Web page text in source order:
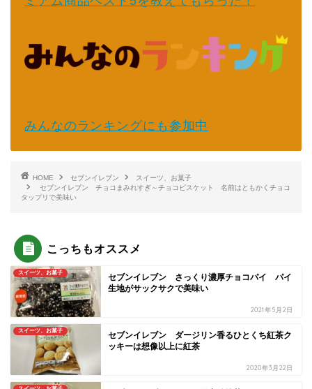
みんなのランキングにも参加中
HOME セブンイレブン
スイーツ、お菓子
セブンイレブン チョコまみれすぎ～チョコビスケット 名前はともかくチョコ
タップリで美味い
こっちもオススメ
スイーツ、お菓子
セブンイレブン さっくり濃厚チョコパイ パイ
生地がサックサクで美味い
2021年5月2日
スイーツ、お菓子
セブンイレブン ダージリン香るひとくち紅茶ク
ッキーは想像以上に紅茶
2020年3月22日